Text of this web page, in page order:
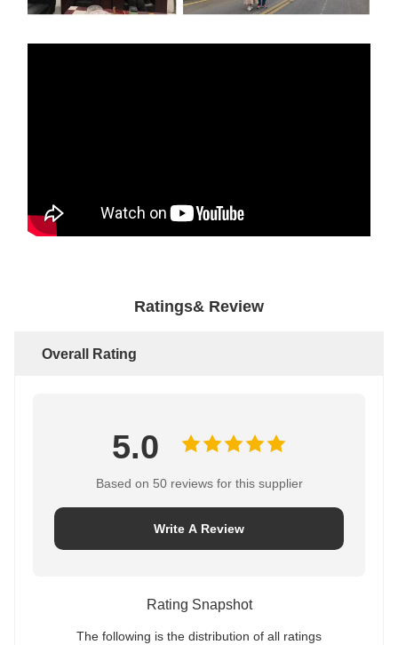
Ratings& Review
Overall Rating
5.0
Based on 50 reviews for this supplier
Write A Review
Rating Snapshot
The following is the distribution of all ratings